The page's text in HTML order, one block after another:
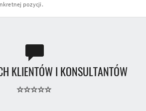
pozycji.
KLIENTÓW I KONSULTANTÓW